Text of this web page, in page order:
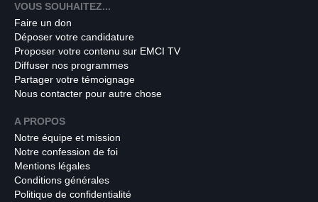
VOUS SOUHAITEZ...
Faire un don
Déposer votre candidature
Proposer votre contenu sur EMCI TV
Diffuser nos programmes
Partager votre témoignage
Nous contacter pour autre chose
A PROPOS
Notre équipe et mission
Notre confession de foi
Mentions légales
Conditions générales
Politique de confidentialité